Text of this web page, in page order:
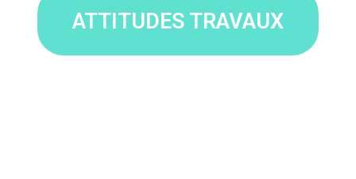
ATTITUDES TRAVAUX